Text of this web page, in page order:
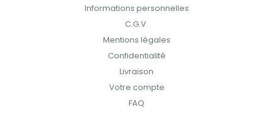
Informations personnelles
C.G.V.
Mentions légales
Confidentialité
Livraison
Votre compte
FAQ